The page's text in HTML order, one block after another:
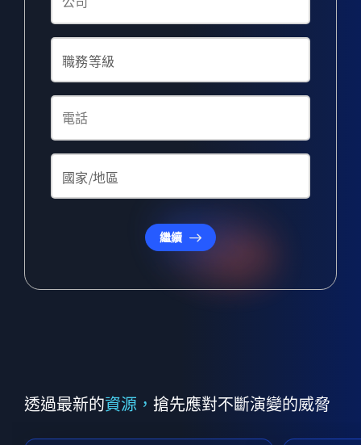
繼續
透過最新的資源， 搶先應對不斷演變的威脅